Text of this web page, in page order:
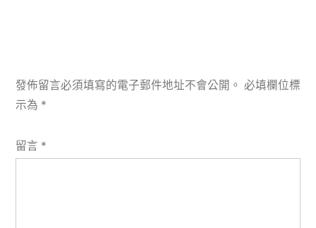
發佈留言必須填寫的電子郵件地址不會公開。 必填欄位標
示為 *
留言 *